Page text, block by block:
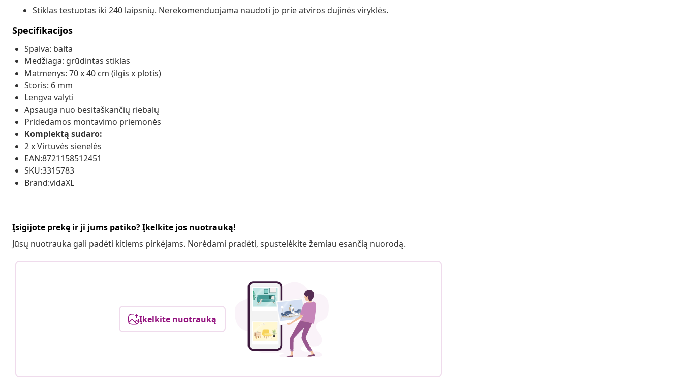
Stiklas testuotas iki 240 laipsnių. Nerekomenduojama naudoti jo prie atviros dujinės viryklės.
Specifikacijos
Spalva: balta
Medžiaga: grūdintas stiklas
Matmenys: 70 x 40 cm (ilgis x plotis)
Storis: 6 mm
Lengva valyti
Apsauga nuo besitaškančių riebalų
Pridedamos montavimo priemonės
Komplektą sudaro:
2 x Virtuvės sienelės
EAN:8721158512451
SKU:3315783
Brand:vidaXL
Įsigijote prekę ir ji jums patiko? Įkelkite jos nuotrauką!
Jūsų nuotrauka gali padėti kitiems pirkėjams. Norėdami pradėti, spustelėkite žemiau esančią nuorodą.
Įkelkite nuotrauką